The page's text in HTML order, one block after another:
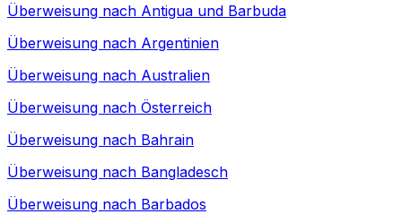
Überweisung nach Antigua und Barbuda
Überweisung nach Argentinien
Überweisung nach Australien
Überweisung nach Österreich
Überweisung nach Bahrain
Überweisung nach Bangladesch
Überweisung nach Barbados